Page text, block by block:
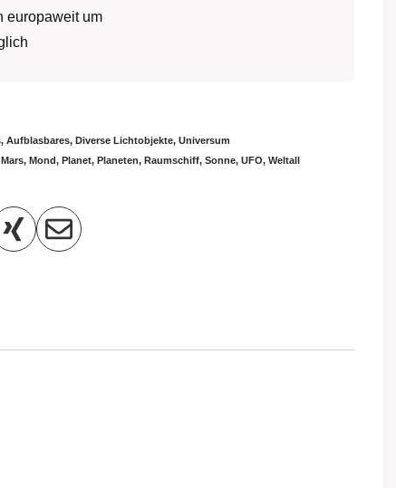
europaweit um
,Aufblasbares,Diverse Lichtobjekte,Universum
Mars,Mond,Planet,Planeten,Raumschiff,Sonne,UFO,Weltall